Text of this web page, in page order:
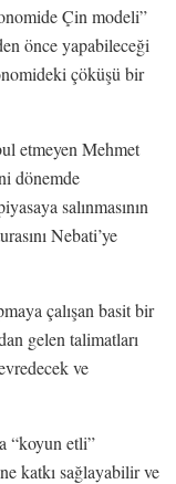
Çin modeli”
önce yapabileceği
çöküşü bir
etmeyen Mehmet
dönemde
salınmasının
Nebati’ye
çalışan basit bir
gelen talimatları
ve
“koyun etli”
katkı sağlayabilir ve